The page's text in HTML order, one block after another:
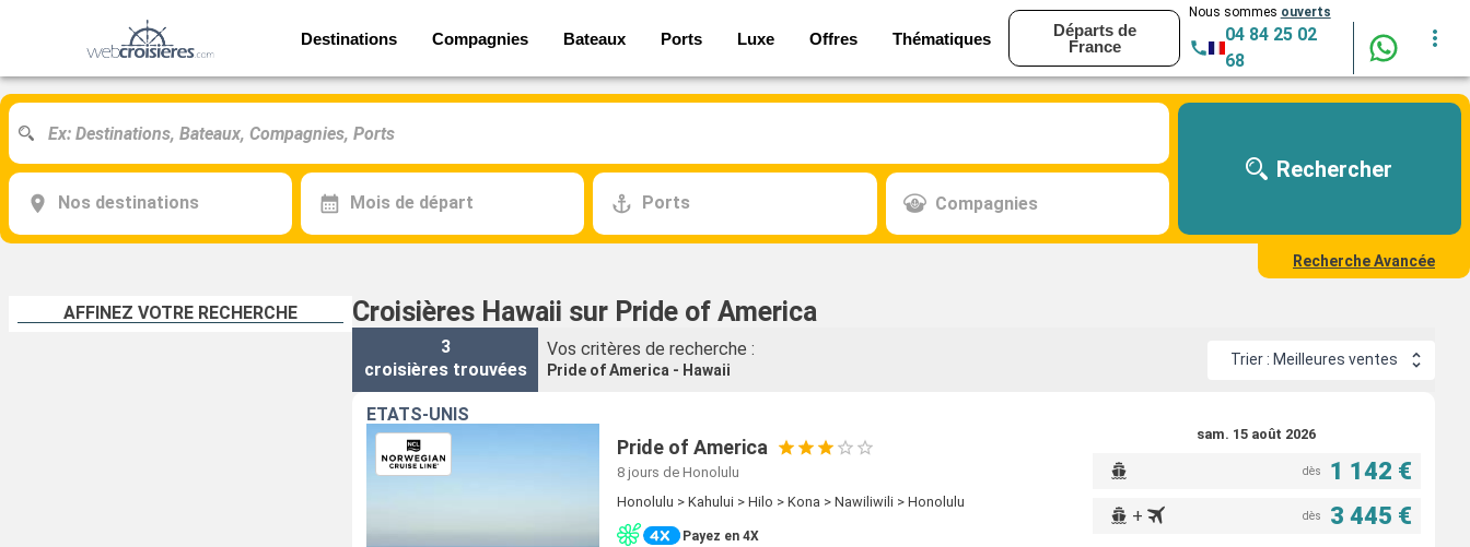
Destinations Compagnies Bateaux Ports Luxe Offres Thématiques
Départs de
France
Nous sommes ouverts
04 84 25 02
68
Nos destinations Mois de départ Ports Compagnies
Rechercher
Recherche Avancée
AFFINEZ VOTRE RECHERCHE Croisières Hawaii sur Pride of America
3
croisières trouvées
Vos critères de recherche :
Pride of America - Hawaii
Trier : Meilleures ventes
ÉTATS-UNIS
Pride of America
8 jours de Honolulu
Honolulu > Kahului > Hilo > Kona > Nawiliwili > Honolulu
Payez en 4X
sam. 15 août 2026
dès 1 142 €
+ dès 3 445 €